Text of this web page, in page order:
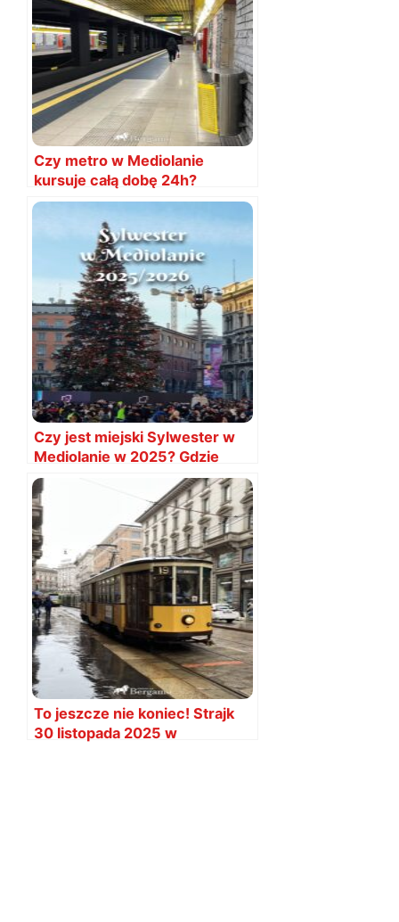
Czy metro w Mediolanie
kursuje całą dobę 24h?
Czy jest miejski Sylwester w
Mediolanie w 2025? Gdzie
jest?
To jeszcze nie koniec! Strajk
30 listopada 2025 w